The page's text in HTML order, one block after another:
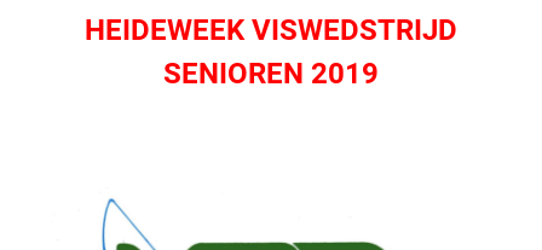
HEIDEWEEK VISWEDSTRIJD
SENIOREN 2019